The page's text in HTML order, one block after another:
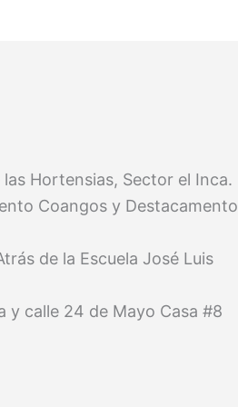
Hortensias, Sector el Inca.
Coangos y Destacamento
de la Escuela José Luis
y calle 24 de Mayo Casa #8